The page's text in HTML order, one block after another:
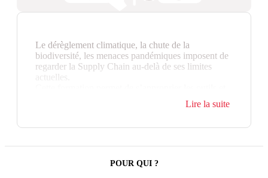
Le dérèglement climatique, la chute de la
biodiversité, les menaces pandémiques imposent de
regarder la Supply Chain au-delà de ses limites
actuelles.
référentiels de la RSE pour la Supply Chain, pour
décarboner, stopper le gaspillage, repenser et
travail sur toute la chaîne logistique.
Lire la suite
POUR QUI ?